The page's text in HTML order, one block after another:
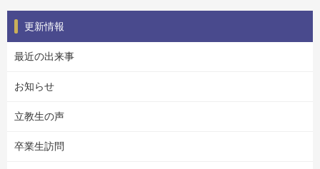
更新情報
最近の出来事
お知らせ
立教生の声
卒業生訪問